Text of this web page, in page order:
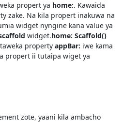
propert ya home:. Kawaida
zake. Na kila propert inakuwa na
widget nyngine kana value ya
widget.home: Scaffold()
property appBar: iwe kama
propert ii tutaipa wiget ya
zote, yaani kila ambacho